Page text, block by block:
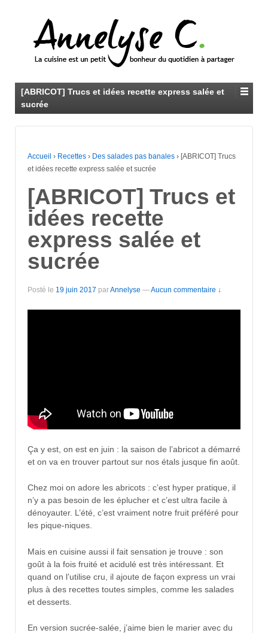
[ABRICOT] Trucs et idées recette express salée et
sucrée
Accueil › Recettes › Des salades pas banales › [ABRICOT] Trucs
et idées recette express salée et sucrée
[ABRICOT] Trucs et
idées recette
express salée et
sucrée
Posté le 19 juin 2017 parAnnelyse —Aucun commentaire ↓
Ça y est, on est en juin : la saison de l’abricot a démarré
et on va en trouver partout sur nos étals jusque fin août.
Chez moi on adore les abricots : c’est hyper pratique, il
n’y a pas besoin de les éplucher et c’est ultra facile à
dénoyauter. L’été, c’est vraiment notre fruit préféré pour
les pique-niques.
Mais en cuisine aussi il fait sensation je trouve : son
goût à la fois fruité et acidulé est très intéressant. Et
quand on l’utilise cru, il ajoute de façon express un vrai
plus à des recettes toutes simples, comme les salades
et desserts.
En version sucrée-salée, j’aime bien le marier avec du